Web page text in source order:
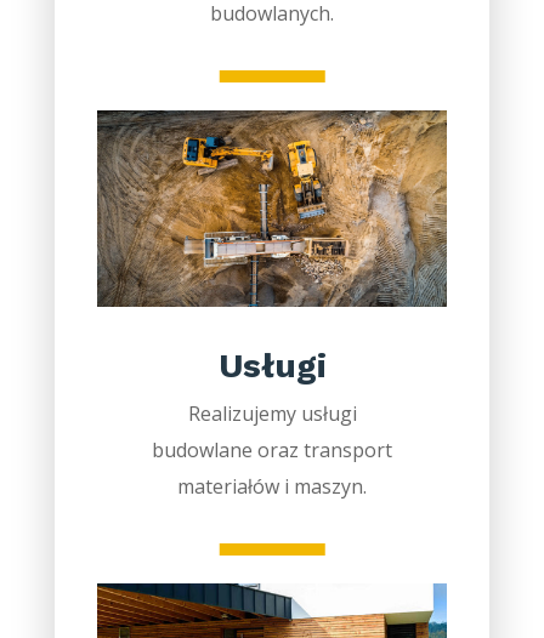
budowlanych.
Usługi
Realizujemy usługi
budowlane oraz transport
materiałów i maszyn.